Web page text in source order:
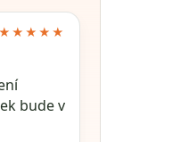
★★★★★
bude v